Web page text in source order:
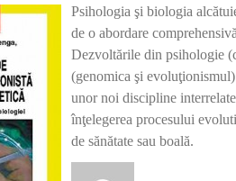
Psihologia şi biologia
de o abordare
Dezvoltările din psihologie
(genomica şi
unor noi discipline
înţelegerea procesului
de sănătate sau boală.